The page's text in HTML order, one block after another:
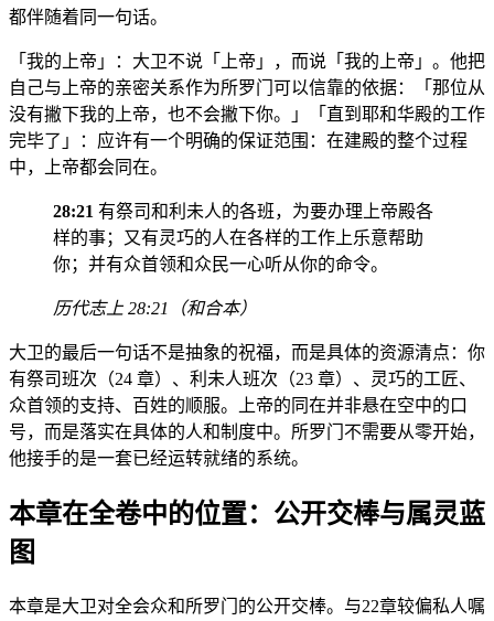
都伴随着同一句话。
「我的上帝」：大卫不说「上帝」，而说「我的上帝」。他把
自己与上帝的亲密关系作为所罗门可以信靠的依据：「那位从
没有撇下我的上帝，也不会撇下你。」「直到耶和华殿的工作
完毕了」：应许有一个明确的保证范围：在建殿的整个过程
中，上帝都会同在。
28:21 有祭司和利未人的各班，为要办理上帝殿各
样的事；又有灵巧的人在各样的工作上乐意帮助
你；并有众首领和众民一心听从你的命令。
历代志上 28:21（和合本）
大卫的最后一句话不是抽象的祝福，而是具体的资源清点：你
有祭司班次（24 章）、利未人班次（23 章）、灵巧的工匠、
众首领的支持、百姓的顺服。上帝的同在并非悬在空中的口
号，而是落实在具体的人和制度中。所罗门不需要从零开始，
他接手的是一套已经运转就绪的系统。
本章在全卷中的位置：公开交棒与属灵蓝
图
本章是大卫对全会众和所罗门的公开交棒。与22章较偏私人嘱